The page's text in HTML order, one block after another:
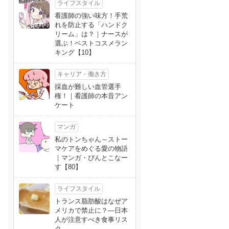
ライフスタイル
看護師の強い味方！手荒
れを防止する「ハンドク
リーム」は？｜ナースが
選ぶ！ベストコスメラン
キング【10】
キャリア・働き方
採血が難しい血管選手
権！｜看護師の本音アン
ケート
マンガ
私のトンちゃん～ストー
マケアをめぐる愛の物語
｜マンガ・ぴんとこなー
す【80】
ライフスタイル
トランス脂肪酸はなぜア
メリカで禁止に？―日本
人が注意すべき食事リス